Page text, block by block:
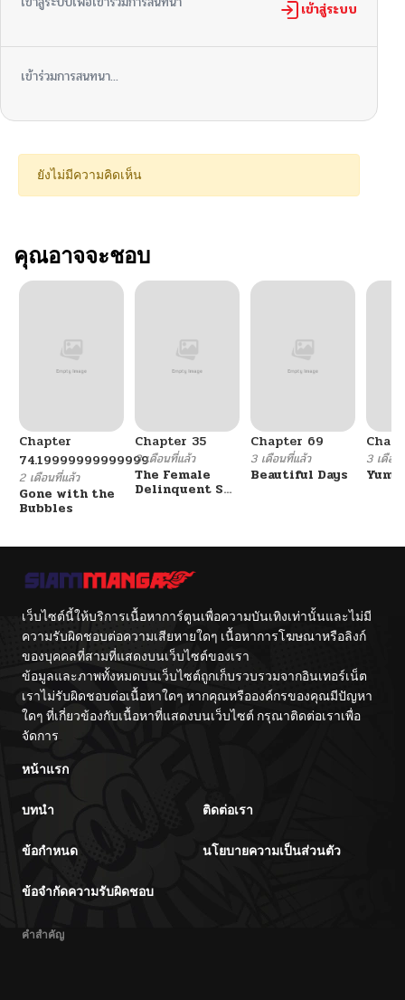
เข้าสู่ระบบ
เข้าร่วมการสนทนา...
ยังไม่มีความคิดเห็น
คุณอาจจะชอบ
Chapter
74.19999999999999
2 เดือนที่แล้ว
Gone with the
Bubbles
Chapter 35
3 เดือนที่แล้ว
The Female
Delinquent Set
Chapter 69
3 เดือนที่แล้ว
Beautiful Days
3 เดือน
เว็บไซต์นี้ให้บริการเนื้อหาการ์ตูนเพื่อความบันเทิงเท่านั้นและไม่มี
ความรับผิดชอบต่อความเสียหายใดๆ เนื้อหาการโฆษณาหรือลิงก์
ของบุคคลที่สามที่แสดงบนเว็บไซต์ของเรา
ข้อมูลและภาพทั้งหมดบนเว็บไซต์ถูกเก็บรวบรวมจากอินเทอร์เน็ต
เราไม่รับผิดชอบต่อเนื้อหาใดๆ หากคุณหรือองค์กรของคุณมีปัญหา
ใดๆ ที่เกี่ยวข้องกับเนื้อหาที่แสดงบนเว็บไซต์ กรุณาติดต่อเราเพื่อ
จัดการ
หน้าแรก
บทนำ ติดต่อเรา
ข้อกำหนด นโยบายความเป็นส่วนตัว
ข้อจำกัดความรับผิดชอบ
คำสำคัญ